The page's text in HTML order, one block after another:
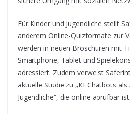
Für Kinder und Jugendliche stellt
anderem Online-Quizformate zur
werden in neuen Broschüren mit
Smartphone, Tablet und
adressiert. Zudem verweist
aktuelle Studie zu „KI-Chatbots
Jugendliche“, die online abrufbar ist.